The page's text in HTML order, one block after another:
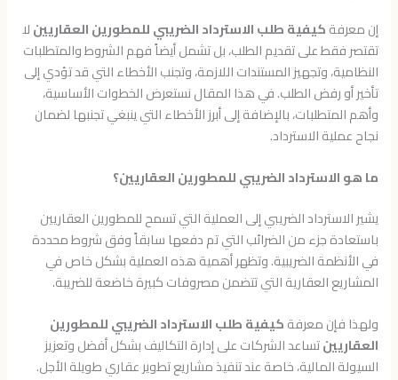
إن معرفةكيفية طلب الاسترداد الضريبي للمطورين العقاريينلا
تقتصر فقط على تقديم الطلب، بل تشمل أيضاً فهم الشروط والمتطلبات
النظامية، وتجهيز المستندات اللازمة، وتجنب الأخطاء التي قد تؤدي إلى
تأخير أو رفض الطلب. في هذا المقال نستعرض الخطوات الأساسية،
وأهم المتطلبات، بالإضافة إلى أبرز الأخطاء التي ينبغي تجنبها لضمان
نجاح عملية الاسترداد.
ما هو الاسترداد الضريبي للمطورين العقاريين؟
يشير الاسترداد الضريبي إلى العملية التي تسمح للمطورين العقاريين
باستعادة جزء من الضرائب التي تم دفعها سابقاً وفق شروط محددة
في الأنظمة الضريبية. وتظهر أهمية هذه العملية بشكل خاص في
المشاريع العقارية التي تتضمن مصروفات كبيرة خاضعة للضريبة.
ولهذا فإن معرفةكيفية طلب الاسترداد الضريبي للمطورين
العقاريينتساعد الشركات على إدارة التكاليف بشكل أفضل وتعزيز
السيولة المالية، خاصة عند تنفيذ مشاريع تطوير عقاري طويلة الأجل.